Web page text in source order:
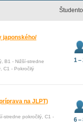
japonského/
B1 - Nižší-stredne
C1 - Pokročilý
1 –
na JLPT)
stredne pokročilý, C1 -
6 –